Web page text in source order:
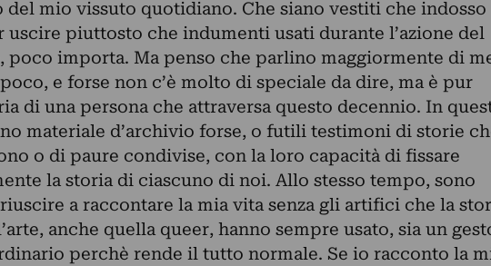
del mio vissuto quotidiano. Che siano vestiti che indosso
uscire piuttosto che indumenti usati durante l’azione del
poco importa. Ma penso che parlino maggiormente di
e forse non c’è molto di speciale da dire, ma è pur
di una persona che attraversa questo decennio. In
materiale d’archivio forse, o futili testimoni di storie
o di paure condivise, con la loro capacità di fissare
la storia di ciascuno di noi. Allo stesso tempo, sono
a raccontare la mia vita senza gli artifici che la
anche quella queer, hanno sempre usato, sia un
perchè rende il tutto normale. Se io racconto la